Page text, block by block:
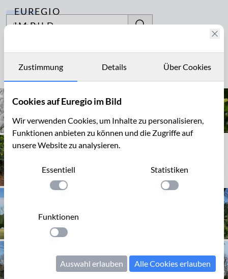
EUREGIO
IM BILD
Archiv
Kontakt
Archiv
Zustimmung Details Über Cookies
Cookies auf Euregio im Bild
Wir verwenden Cookies, um Inhalte zu personalisieren,
Funktionen anbieten zu können und die Zugriffe auf
unsere Website zu analysieren.
Essentiell
Einstellung anwenden
Statistiken
Einstellung
Funktionen
Einstellung anwenden
Auswahl erlauben Alle Cookies erlauben